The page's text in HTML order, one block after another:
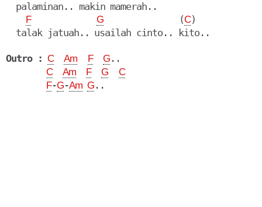
  palaminan.. makin mamerah..
F G
               (
C)
  talak jatuah.. usailah cinto.. kito..
Outro : C Am F G..
C Am F G
C
F-G-Am G